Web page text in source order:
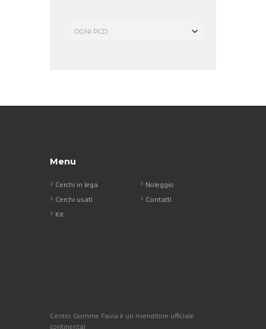
OGNI PCD
Menu
Cerchi in lega
Cerchi usati
Kit
Noleggio
Contatti
Centro Gomme Pavia è un rivenditore ufficiale